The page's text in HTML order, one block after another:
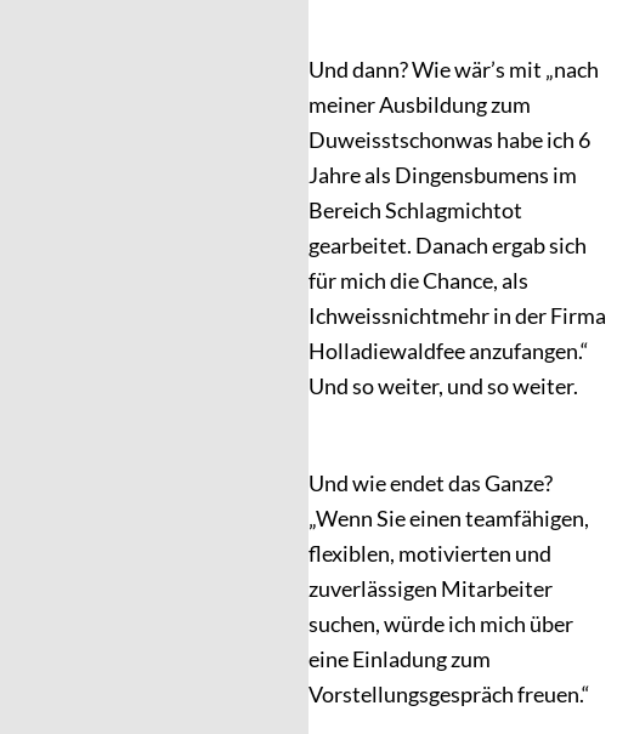
Und dann? Wie wär’s mit „nach
meiner Ausbildung zum
Duweisstschonwas habe ich 6
Jahre als Dingensbumens im
Bereich Schlagmichtot
gearbeitet. Danach ergab sich
für mich die Chance, als
Ichweissnichtmehr in der Firma
Holladiewaldfee anzufangen.“
Und so weiter, und so weiter.
Und wie endet das Ganze?
„Wenn Sie einen teamfähigen,
flexiblen, motivierten und
zuverlässigen Mitarbeiter
suchen, würde ich mich über
eine Einladung zum
Vorstellungsgespräch freuen.“